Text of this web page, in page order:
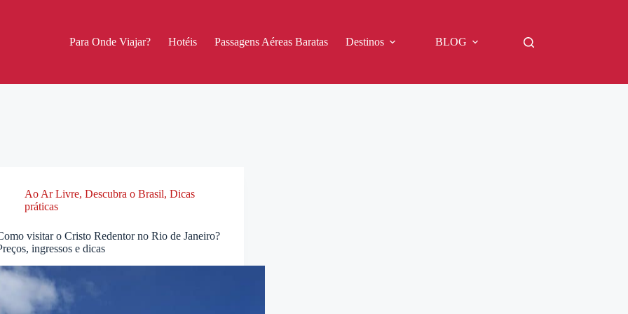
Para Onde Viajar? Hotéis Passagens Aéreas Baratas Destinos BLOG
Ao Ar Livre,Descubra o Brasil,Dicas
práticas
visitar o Cristo Redentor no Rio de Janeiro?
ingressos e dicas